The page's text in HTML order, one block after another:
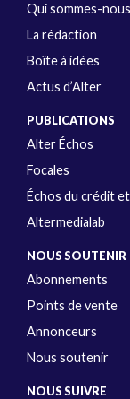
Qui sommes-
La rédaction
Boîte à idées
Actus d’Alter
PUBLICATIONS
Alter Échos
Focales
Échos du crédit
Altermedialab
NOUS SOUTENIR
Abonnements
Points de vente
Annonceurs
Nous soutenir
NOUS SUIVRE